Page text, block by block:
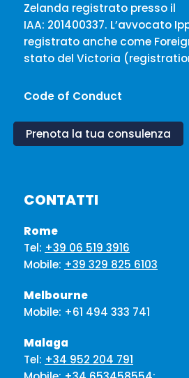
Zelanda registrato presso il
IAA: 201400337. L’avvocato
registrato anche come
stato del Victoria
Code of Conduct
Prenota la tua consulenza
CONTATTI
Rome
Tel: +39 06 519 3916
Mobile: +39 329 825 6103
Melbourne
Mobile: +61 494 333 741
Malaga
Tel: +34 952 204 791